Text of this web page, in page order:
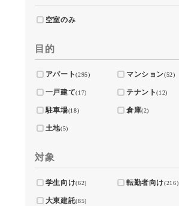
空室のみ
目的
アパート(295) マンション(52)
一戸建て(17) テナント(12)
駐車場(18) 倉庫(2)
土地(5)
対象
学生向け(62) 転勤者向け(216)
大東建託(85)